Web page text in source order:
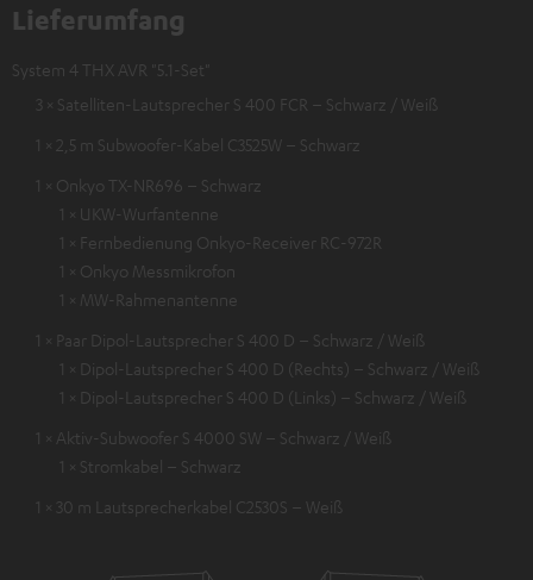
Lieferumfang
System 4 THX AVR "5.1-Set"
3 × Satelliten-Lautsprecher S 400 FCR – Schwarz / Weiß
1 × 2,5 m Subwoofer-Kabel C3525W – Schwarz
1 × Onkyo TX-NR696 – Schwarz
1 × UKW-Wurfantenne
1 × Fernbedienung Onkyo-Receiver RC-972R
1 × Onkyo Messmikrofon
1 × MW-Rahmenantenne
1 × Paar Dipol-Lautsprecher S 400 D – Schwarz / Weiß
1 × Dipol-Lautsprecher S 400 D (Rechts) – Schwarz / Weiß
1 × Dipol-Lautsprecher S 400 D (Links) – Schwarz / Weiß
1 × Aktiv-Subwoofer S 4000 SW – Schwarz / Weiß
1 × Stromkabel – Schwarz
1 × 30 m Lautsprecherkabel C2530S – Weiß